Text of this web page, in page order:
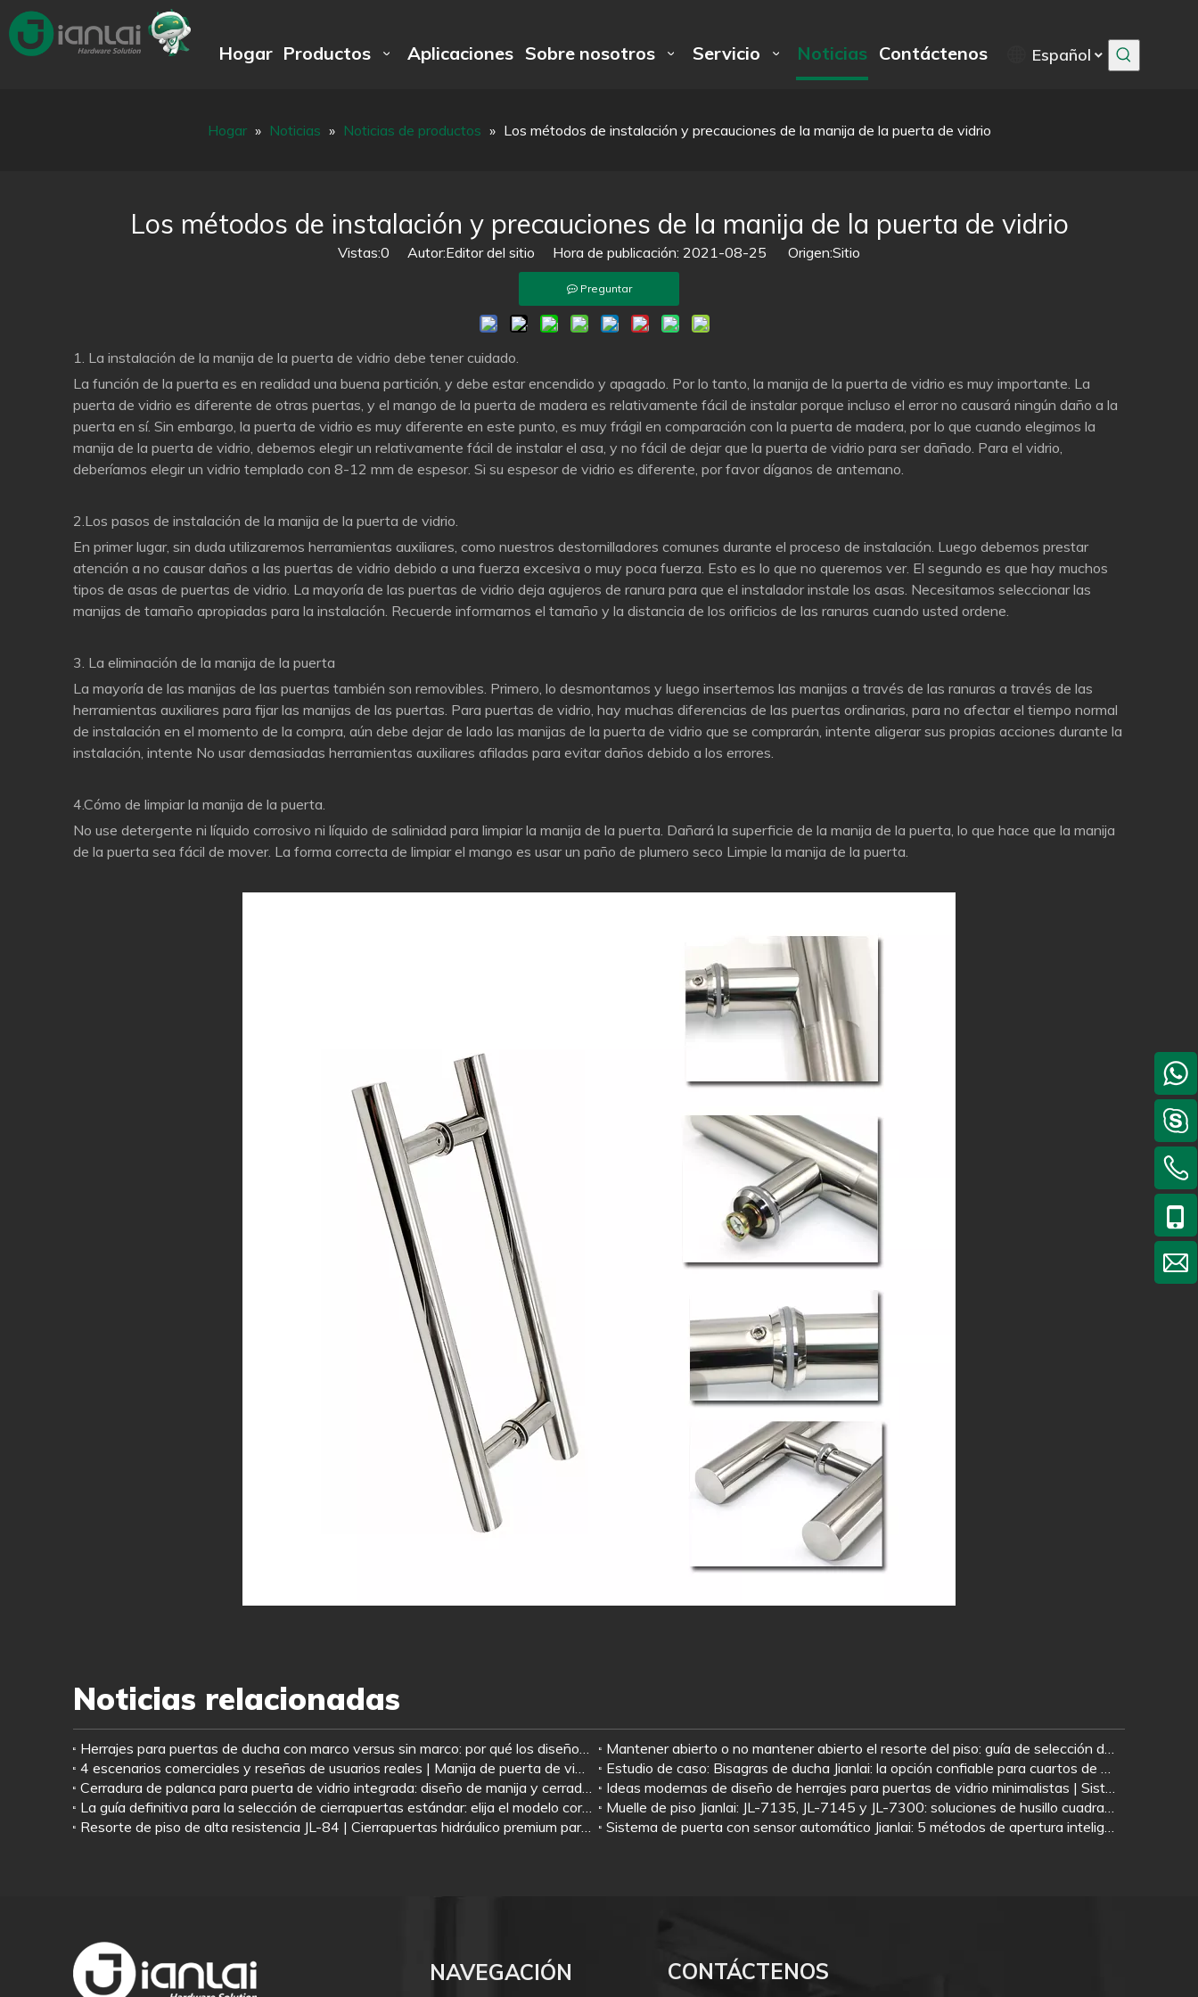
Hogar Productos Aplicaciones Sobre nosotros Servicio Noticias Contáctenos Español
Hogar » Noticias » Noticias de productos » Los métodos de instalación y precauciones de la manija de la puerta de vidrio
Los métodos de instalación y precauciones de la manija de la puerta de vidrio
Vistas:0 Autor:Editor del sitio Hora de publicación: 2021-08-25 Origen:Sitio
Preguntar
1. La instalación de la manija de la puerta de vidrio debe tener cuidado.
La función de la puerta es en realidad una buena partición, y debe estar encendido y apagado. Por lo tanto, la manija de la puerta de vidrio es muy importante. La
puerta de vidrio es diferente de otras puertas, y el mango de la puerta de madera es relativamente fácil de instalar porque incluso el error no causará ningún daño a la
puerta en sí. Sin embargo, la puerta de vidrio es muy diferente en este punto, es muy frágil en comparación con la puerta de madera, por lo que cuando elegimos la
manija de la puerta de vidrio, debemos elegir un relativamente fácil de instalar el asa, y no fácil de dejar que la puerta de vidrio para ser dañado. Para el vidrio,
deberíamos elegir un vidrio templado con 8-12 mm de espesor. Si su espesor de vidrio es diferente, por favor díganos de antemano.
2.Los pasos de instalación de la manija de la puerta de vidrio.
En primer lugar, sin duda utilizaremos herramientas auxiliares, como nuestros destornilladores comunes durante el proceso de instalación. Luego debemos prestar
atención a no causar daños a las puertas de vidrio debido a una fuerza excesiva o muy poca fuerza. Esto es lo que no queremos ver. El segundo es que hay muchos
tipos de asas de puertas de vidrio. La mayoría de las puertas de vidrio deja agujeros de ranura para que el instalador instale los asas. Necesitamos seleccionar las
manijas de tamaño apropiadas para la instalación. Recuerde informarnos el tamaño y la distancia de los orificios de las ranuras cuando usted ordene.
3. La eliminación de la manija de la puerta
La mayoría de las manijas de las puertas también son removibles. Primero, lo desmontamos y luego insertemos las manijas a través de las ranuras a través de las
herramientas auxiliares para fijar las manijas de las puertas. Para puertas de vidrio, hay muchas diferencias de las puertas ordinarias, para no afectar el tiempo normal
de instalación en el momento de la compra, aún debe dejar de lado las manijas de la puerta de vidrio que se comprarán, intente aligerar sus propias acciones durante la
instalación, intente No usar demasiadas herramientas auxiliares afiladas para evitar daños debido a los errores.
4.Cómo de limpiar la manija de la puerta.
No use detergente ni líquido corrosivo ni líquido de salinidad para limpiar la manija de la puerta. Dañará la superficie de la manija de la puerta, lo que hace que la manija
de la puerta sea fácil de mover. La forma correcta de limpiar el mango es usar un paño de plumero seco Limpie la manija de la puerta.
Noticias relacionadas
Herrajes para puertas de ducha con marco versus sin marco: por qué los diseños sin marco dependen de abrazaderas de vidrio, bisagras de ducha y tiradores
Mantener abierto o no mantener abierto el resorte del piso: guía de selección de escenarios
4 escenarios comerciales y reseñas de usuarios reales | Manija de puerta de vidrio de acero inoxidable tipo H Jianlai con cerradura
Estudio de caso: Bisagras de ducha Jianlai: la opción confiable para cuartos de ducha de vidrio sin marco
Cerradura de palanca para puerta de vidrio integrada: diseño de manija y cerradura todo en uno para puertas de vidrio sin marco | Hardware Jianlai
Ideas modernas de diseño de herrajes para puertas de vidrio minimalistas | Sistema completo a juego: resorte de piso + herraje de parche + cerradura de puerta de vidrio + tirador
La guía definitiva para la selección de cierrapuertas estándar: elija el modelo correcto según el peso y la aplicación de la puerta
Muelle de piso Jianlai: JL-7135, JL-7145 y JL-7300: soluciones de husillo cuadrado premium para Medio Oriente
Resorte de piso de alta resistencia JL-84 | Cierrapuertas hidráulico premium para edificios comerciales
Sistema de puerta con sensor automático Jianlai: 5 métodos de apertura inteligentes para cada necesidad
NAVEGACIÓN CONTÁCTENOS